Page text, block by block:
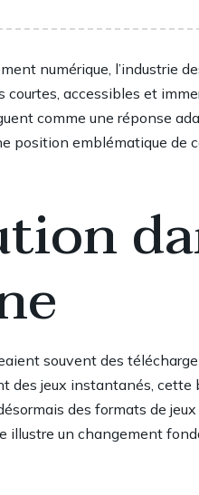
numérique, l’industrie
accessibles et
comme une réponse
position emblématique de
souvent des
des jeux instantanés,
des formats de
illustre un changement